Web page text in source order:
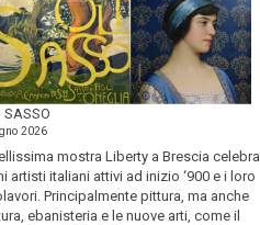
STORIA
E
LA
VISIONE
ALL’ORIGINE
DI
NOME
SASSO
2026
mostra Liberty a Brescia celebra
artisti italiani attivi ad inizio ‘900 e i loro
Principalmente pittura, ma anche
ebanisteria e le nuove arti, come il